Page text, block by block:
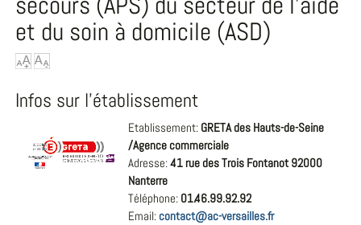
et du soin à domicile (ASD)
Infos sur l'établissement
Etablissement: GRETA des Hauts-de-Seine
/Agence commerciale
Adresse:41 rue des Trois Fontanot 92000
Nanterre
Téléphone: 01.46.99.92.92
Email: contact@ac-versailles.fr